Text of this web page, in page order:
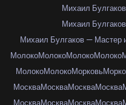
Михаил
Михаил
Михаил Булгаков — Мастер
МолокоМолокоМолокоМолоко
МолокоМолокоМорковь
МоскваМоскваМоскваМосква